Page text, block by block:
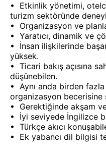
•⁠ ⁠Etkinlik yönetimi,
turizm sektöründe
•⁠ ⁠Organizasyon ve
•⁠ ⁠Yaratıcı, dinamik ve
•⁠ ⁠İnsan ilişkilerinde
yüksek.
•⁠ ⁠Ticari bakış açısına
düşünebilen.
•⁠ ⁠Aynı anda birden
organizasyon becerisine
•⁠ ⁠Gerektiğinde akşam
•⁠ ⁠İyi seviyede İngilizce
•⁠ ⁠Türkçe akıcı
•⁠ ⁠Ek yabancı dil bilgisi